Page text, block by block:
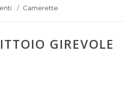
Camerette
GIREVOLE